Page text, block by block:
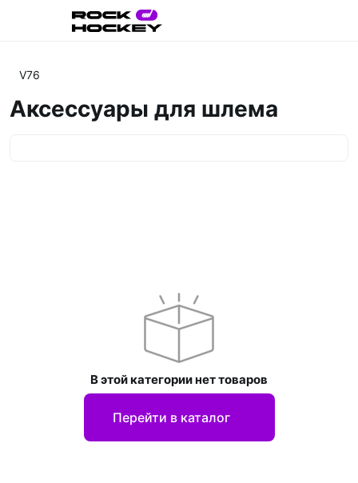
V76
Аксессуары для шлема
В этой категории нет товаров
Перейти в каталог